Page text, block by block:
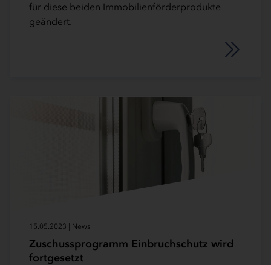
für diese beiden Immobilienförderprodukte
geändert.
15.05.2023 | News
Zuschussprogramm Einbruchschutz wird
fortgesetzt